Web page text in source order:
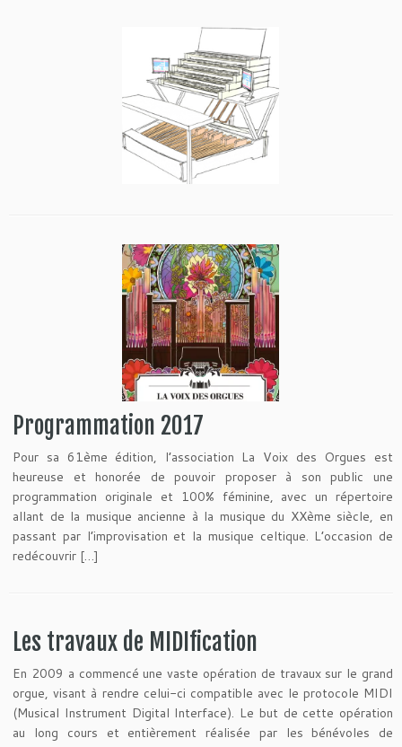
Programmation 2017
Pour sa 61ème édition, l’association La Voix des Orgues est
heureuse et honorée de pouvoir proposer à son public une
programmation originale et 100% féminine, avec un répertoire
allant de la musique ancienne à la musique du XXème siècle, en
passant par l’improvisation et la musique celtique. L’occasion de
redécouvrir […]
Les travaux de MIDIfication
En 2009 a commencé une vaste opération de travaux sur le grand
orgue, visant à rendre celui-ci compatible avec le protocole MIDI
(Musical Instrument Digital Interface). Le but de cette opération
au long cours et entièrement réalisée par les bénévoles de